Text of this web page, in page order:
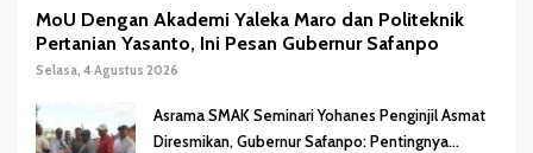
MoU Dengan Akademi Yaleka Maro dan Politeknik
Pertanian Yasanto, Ini Pesan Gubernur Safanpo
Selasa, 4 Agustus 2026
Asrama SMAK Seminari Yohanes Penginjil Asmat
Diresmikan, Gubernur Safanpo: Pentingnya